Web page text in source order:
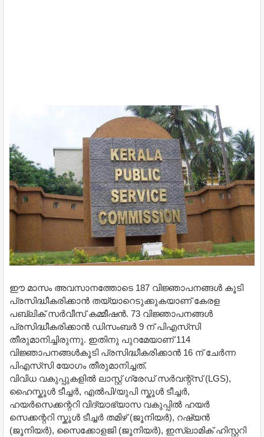
ഈ മാസം അവസാനത്തോടെ 187 വിജ്ഞാപനങ്ങള്‍ കൂടി
പ്രസിദ്ധീകരിക്കാന്‍ തയ്യാറെടുക്കുകയാണ് കേരള
പബ്ലിക് സര്‍വീസ് കമ്മീഷന്‍. 73 വിജ്ഞാപനങ്ങള്‍
പ്രസിദ്ധീകരിക്കാന്‍ ഡിസംബര്‍ 9 ന് പിഎസ്‌സി
തീരുമാനിച്ചിരുന്നു. ഇതിനു പുറമേയാണ് 114
വിജ്ഞാപനങ്ങള്‍കൂടി പ്രസിദ്ധീകരിക്കാന്‍ 16 ന് ചേര്‍ന്ന
പിഎസ്‌സി യോഗം തീരുമാനിച്ചത്.
വിവിധ വകുപ്പുകളില്‍ ലാസ്റ്റ് ഗ്രേഡ് സര്‍വന്റ്സ് (LGS),
ഹൈസ്കൂള്‍ ടീച്ചര്‍, എല്‍പി/യുപി സ്കൂള്‍ ടീച്ചര്‍,
ഹയര്‍സെക്കന്ററി വിദ്യാഭ്യാസ വകുപ്പില്‍ ഹയര്‍
സെക്കന്ററി സ്കൂള്‍ ടീച്ചര്‍ തമിഴ് (ജൂനിയര്‍), റഷ്യന്‍
(ജൂനിയര്‍), സൈക്കോളജി (ജൂനിയര്‍), ഇസ്ലാമിക് ഹിസ്റ്ററി